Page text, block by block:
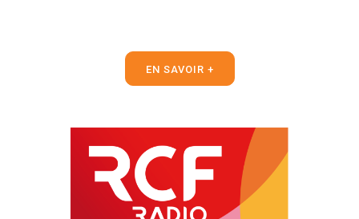
EN SAVOIR +